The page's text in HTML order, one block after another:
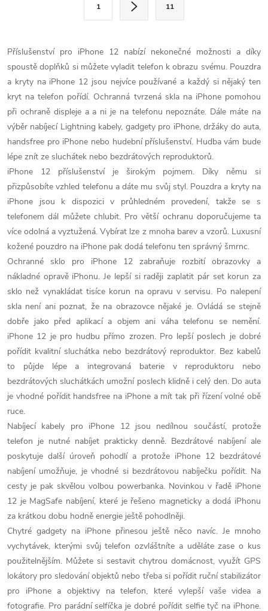
d
a
c
í
p
r
v
k
y
v
ý
p
i
s
u
á
n
k
o
v
á
n
í
1 11
Příslušenství pro iPhone 12 nabízí nekonečné možnosti a díky
spoustě doplňků si můžete vyladit telefon k obrazu svému. Pouzdra
a kryty na iPhone 12 jsou nejvíce používané a každý si nějaký ten
kryt na telefon pořídí. Ochranná tvrzená skla na iPhone pomohou
při ochraně displeje a a ni je na telefonu nepoznáte. Dále máte na
výběr nabíjecí Lightning kabely, gadgety pro iPhone, držáky do auta,
handsfree pro iPhone nebo hudební příslušenství. Hudba vám bude
lépe znít ze sluchátek nebo bezdrátových reproduktorů.
iPhone 12 příslušenství je širokým pojmem. Díky němu si
přizpůsobíte vzhled telefonu a dáte mu svůj styl. Pouzdra a kryty na
iPhone jsou k dispozici v průhledném provedení, takže se s
telefonem dál můžete chlubit. Pro větší ochranu doporučujeme ta
více odolná a vyztužená. Vybírat lze z mnoha barev a vzorů. Luxusní
kožené pouzdro na iPhone pak dodá telefonu ten správný šmrnc.
Ochranné sklo pro iPhone 12 zabraňuje rozbití obrazovky a
nákladné opravě iPhonu. Je lepší si raději zaplatit pár set korun za
sklo než vynakládat tisíce korun na opravu v servisu. Po nalepení
skla není ani poznat, že na obrazovce nějaké je. Ovládá se stejně
dobře jako před aplikací a objem ani váha telefonu se nemění.
iPhone 12 je pro hudbu přímo zrozen. Pro lepší poslech je dobré
pořídit kvalitní sluchátka nebo bezdrátový reproduktor. Bez kabelů
to půjde lépe a integrovaná baterie v reproduktoru nebo
bezdrátových sluchátkách umožní poslech klidně i celý den. Do auta
je vhodné pořídit handsfree na iPhone a mít tak při řízení volné obě
ruce.
Nabíjecí kabely pro iPhone 12 jsou nedílnou součástí, protože
telefon je nutné nabíjet prakticky denně. Bezdrátové nabíjení ale
poskytuje další úroveň pohodlí a protože iPhone 12 bezdrátové
nabíjení umožňuje, je vhodné si bezdrátovou nabíječku pořídit. Na
cesty je pak skvělou volbou powerbanka. Novinkou v řadě iPhone
12 je MagSafe nabíjení, které je řešeno magneticky a dodá iPhonu
za krátkou dobu hodně energie ještě pohodlněji.
Chytré gadgety na iPhone přinesou ještě něco navíc. Je mnoho
vychytávek, kterými svůj telefon ozvláštníte a uděláte zase o kus
použitelnějším. Můžete si sestavit chytrou domácnost, využít GPS
lokátory pro sledování objektů nebo třeba si pořídit ruční stabilizátor
pro iPhone a objektivy na telefon, které vylepší vaše videa a
fotografie. Pro parádní selfíčka je dobré pořídit selfie tyč na iPhone.